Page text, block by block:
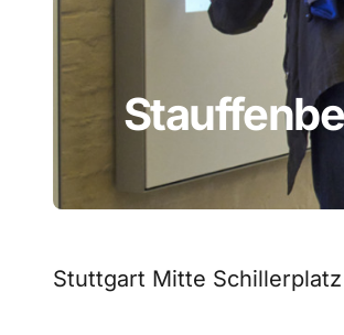
Stuttgart Mitte